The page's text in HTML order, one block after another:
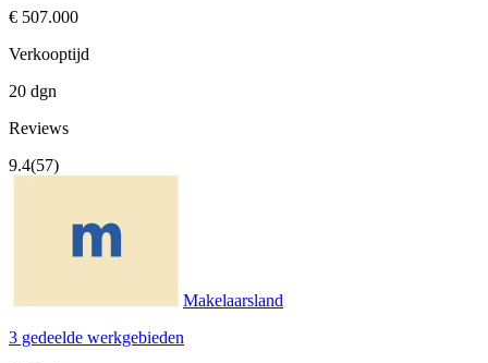
€ 507.000
Verkooptijd
20 dgn
Reviews
9.4(57)
Makelaarsland
3 gedeelde werkgebieden